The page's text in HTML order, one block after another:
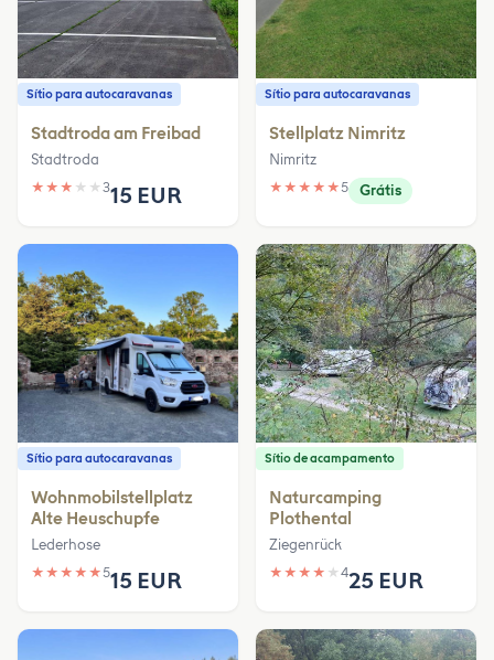
Sítio para autocaravanas
Stadtroda am Freibad
Stadtroda
★ ★ ★ ★ ★ 315 EUR
Sítio para autocaravanas
Stellplatz Nimritz
Nimritz
★ ★ ★ ★ ★5 Grátis
Sítio para autocaravanas
Wohnmobilstellplatz
Alte Heuschupfe
Lederhose
★ ★ ★ ★ ★515 EUR
Sítio de acampamento
Naturcamping
Plothental
Ziegenrück
★ ★ ★ ★ ★ 425 EUR